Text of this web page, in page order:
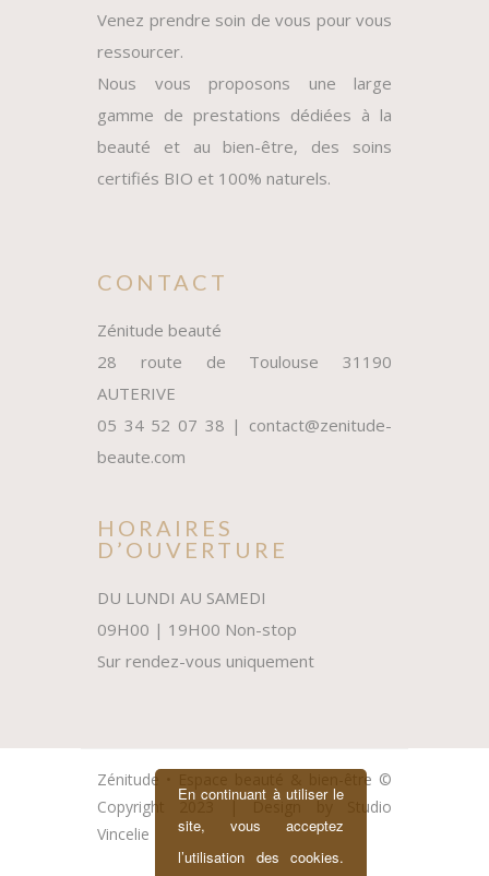
Venez prendre soin de vous pour vous
ressourcer.
Nous vous proposons une large
gamme de prestations dédiées à la
beauté et au bien-être, des soins
certifiés BIO et 100% naturels.
CONTACT
Zénitude beauté
28 route de Toulouse 31190
AUTERIVE
05 34 52 07 38 | contact@zenitude-
beaute.com
HORAIRES
D’OUVERTURE
DU LUNDI AU SAMEDI
09H00 | 19H00 Non-stop
Sur rendez-vous uniquement
Zénitude • Espace beauté & bien-être ©
Copyright 2023 | Design by
Studio
Vincelie
En continuant à utiliser le
site, vous acceptez
l’utilisation des cookies.